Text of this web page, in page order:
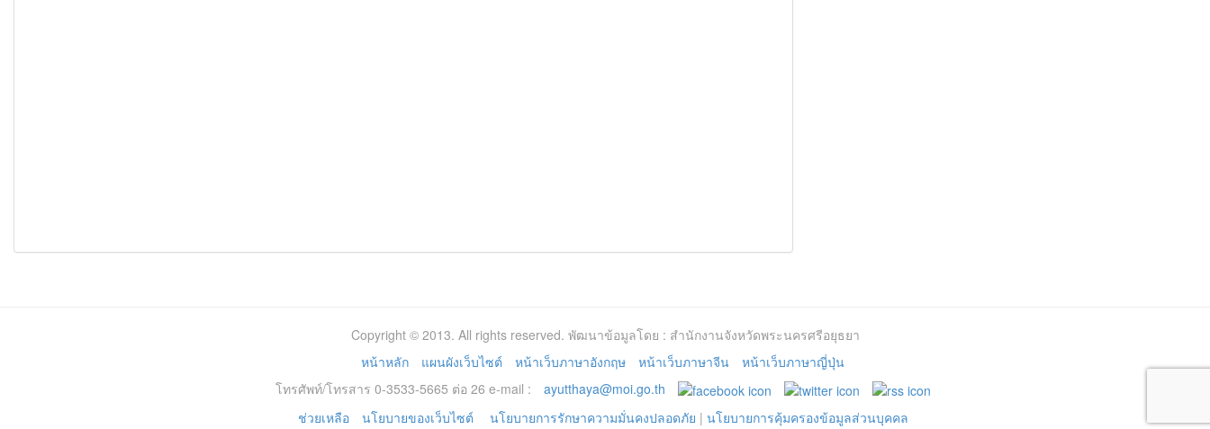
Copyright © 2013. All rights reserved. พัฒนาข้อมูลโดย : สำนักงานจังหวัดพระนครศรีอยุธยา
หน้าหลัก
แผนผังเว็บไซต์ หน้าเว็บภาษาอังกฤษ หน้าเว็บภาษาจีน
หน้าเว็บภาษาญี่ปุ่น
โทรศัพท์/โทรสาร 0-3533-5665 ต่อ 26 e-mail :
ayutthaya@moi.go.th
ช่วยเหลือ
นโยบายของเว็บไซต์ นโยบายการรักษาความมั่นคงปลอดภัย | นโยบายการคุ้มครองข้อมูลส่วนบุคคล